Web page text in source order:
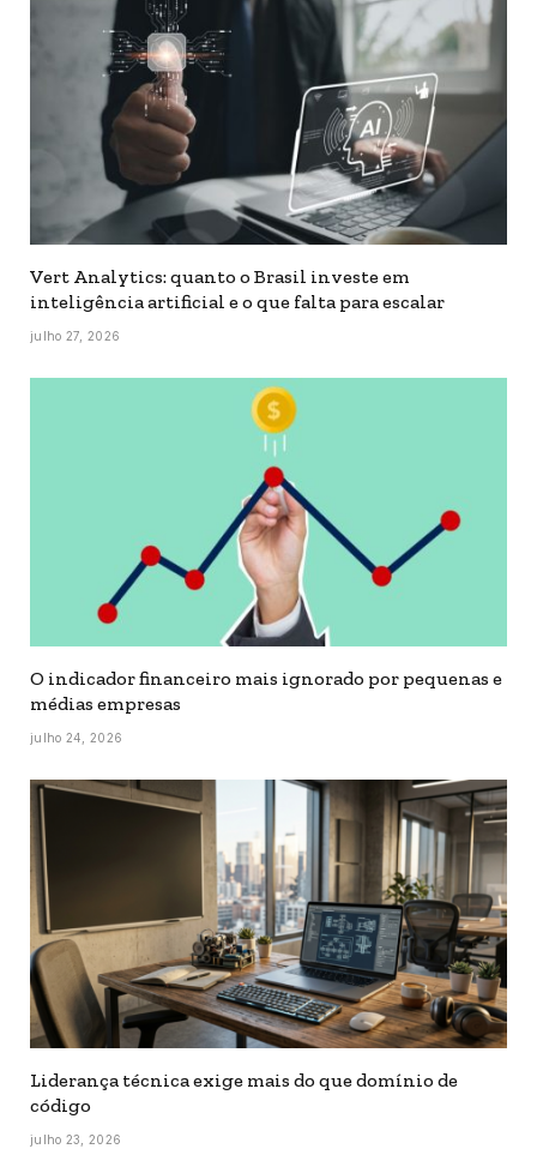
Vert Analytics: quanto o Brasil investe em
inteligência artificial e o que falta para escalar
julho 27, 2026
O indicador financeiro mais ignorado por pequenas e
médias empresas
julho 24, 2026
Liderança técnica exige mais do que domínio de
código
julho 23, 2026